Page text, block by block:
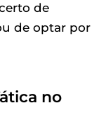
de
de optar por
no